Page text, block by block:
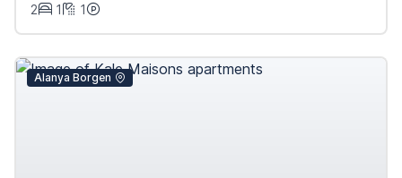
2
1 1
Alanya Borgen